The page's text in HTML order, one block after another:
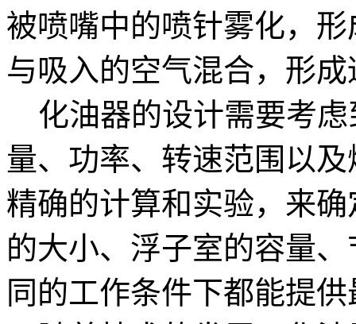
被喷嘴中的喷针雾化，
与吸入的空气混合，形
化油器的设计需要考虑
量、功率、转速范围以
精确的计算和实验，来
的大小、浮子室的容量
同的工作条件下都能提